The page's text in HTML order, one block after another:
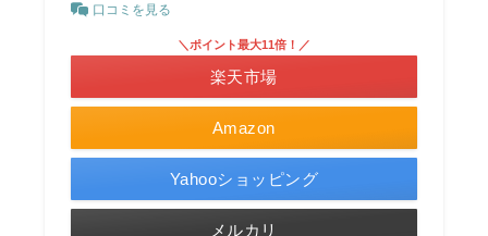
口コミを見る
Amazon
＼ポイント最大11倍！／
楽天市場
Yahooショッピング
メルカリ